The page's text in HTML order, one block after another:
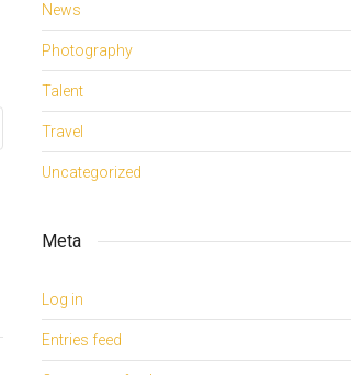
News
Photography
Talent
Travel
Uncategorized
Meta
Log in
Entries feed